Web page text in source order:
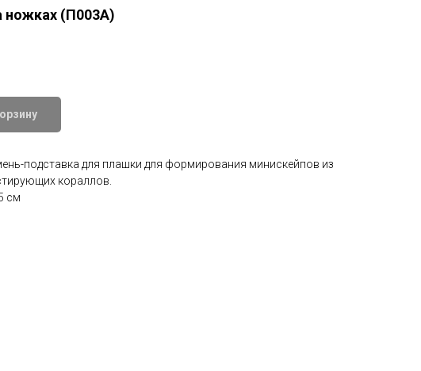
ножках (П003А)
подставка для плашки для формирования минискейпов из
кораллов.
cм